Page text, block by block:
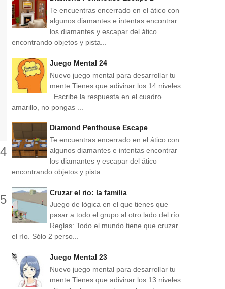
Te encuentras encerrado en el ático con
algunos diamantes e intentas encontrar
los diamantes y escapar del ático
encontrando objetos y pista...
Juego Mental 24
Nuevo juego mental para desarrollar tu
mente Tienes que adivinar los 14 niveles
. Escribe la respuesta en el cuadro
amarillo, no pongas ...
Diamond Penthouse Escape
Te encuentras encerrado en el ático con
algunos diamantes e intentas encontrar
los diamantes y escapar del ático
encontrando objetos y pista...
Cruzar el rio: la familia
Juego de lógica en el que tienes que
pasar a todo el grupo al otro lado del río.
Reglas: Todo el mundo tiene que cruzar
el río. Sólo 2 perso...
Juego Mental 23
Nuevo juego mental para desarrollar tu
mente Tienes que adivinar los 13 niveles